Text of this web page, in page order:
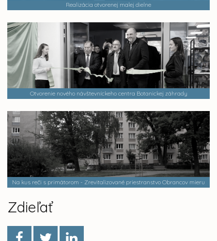
Realizácia otvorenej malej dielne
Otvorenie nového návštevníckeho centra Botanickej záhrady
Na kus reči s primátorom - Zrevitalizované priestranstvo Obrancov mieru
Zdieľať